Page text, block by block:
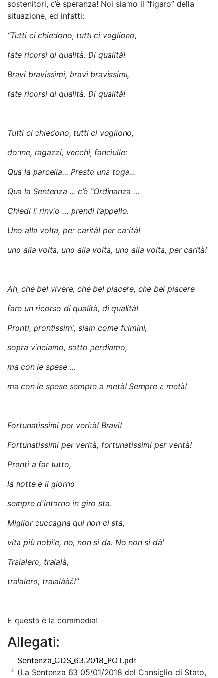
sostenitori, c’è speranza! Noi siamo il “figaro” della
situazione, ed infatti:
“Tutti ci chiedono, tutti ci vogliono,
fate ricorsi di qualità. Di qualità!
Bravi bravissimi, bravi bravissimi,
fate ricorsi di qualità. Di qualità!
Tutti ci chiedono, tutti ci vogliono,
donne, ragazzi, vecchi, fanciulle:
Qua la parcella... Presto una toga...
Qua la Sentenza ... c’è l’Ordinanza …
Chiedi il rinvio … prendi l’appello.
Uno alla volta, per carità! per carità!
uno alla volta, uno alla volta, uno alla volta, per carità!
Ah, che bel vivere, che bel piacere, che bel piacere
fare un ricorso di qualità, di qualità!
Pronti, prontissimi, siam come fulmini,
sopra vinciamo, sotto perdiamo,
ma con le spese …
ma con le spese sempre a metà! Sempre a metà!
Fortunatissimi per verità! Bravi!
Fortunatissimi per verità, fortunatissimi per verità!
Pronti a far tutto,
la notte e il giorno
sempre d'intorno in giro sta.
Miglior cuccagna qui non ci sta,
vita più nobile, no, non si dà. No non si dà!
Tralalero, tralalà,
tralalero, tralalààà!”
E questa è la commedia!
Allegati:
Sentenza_CDS_63.2018_POT.pdf
(La Sentenza 63 05/01/2018 del Consiglio di Stato,